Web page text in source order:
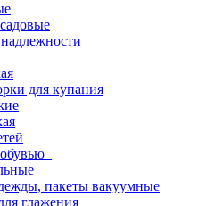
для купания
пакеты вакуумные
глажения